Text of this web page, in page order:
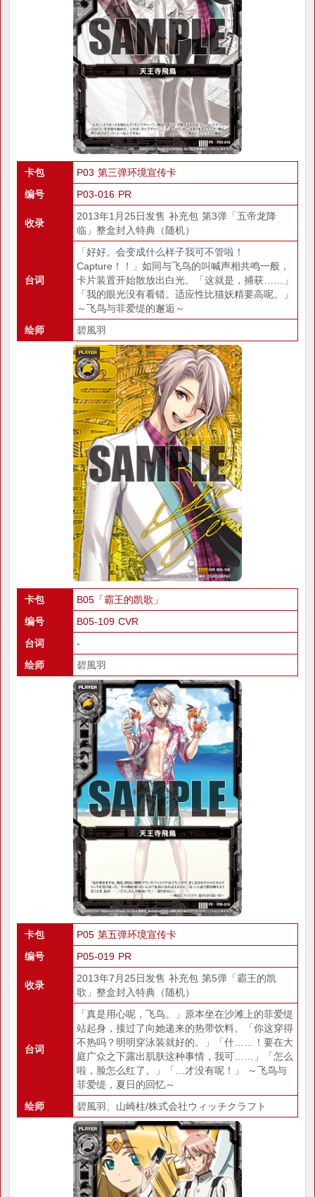
卡包
P03 第三弹环境宣传卡
编号
P03-016 PR
收录
2013年1月25日发售 补充包 第3弹「五帝龙降
临」整盒封入特典（随机）
台词
「好好。会变成什么样子我可不管啦！
Capture！！」如同与飞鸟的叫喊声相共鸣一般，
卡片装置开始散放出白光。「这就是，捕获……」
「我的眼光没有看错。适应性比猫妖精要高呢。」
～飞鸟与菲爱缇的邂逅～
绘师
碧風羽
卡包
B05「霸王的凯歌」
编号
B05-109 CVR
台词
-
绘师
碧風羽
卡包
P05 第五弹环境宣传卡
编号
P05-019 PR
收录
2013年7月25日发售 补充包 第5弹「霸王的凯
歌」整盒封入特典（随机）
台词
「真是用心呢，飞鸟。」原本坐在沙滩上的菲爱缇
站起身，接过了向她递来的热带饮料。「你这穿得
不热吗？明明穿泳装就好的。」「什……！要在大
庭广众之下露出肌肤这种事情，我可……」「怎么
啦，脸怎么红了。」「…才没有呢！」 ～飞鸟与
菲爱缇，夏日的回忆～
绘师
碧風羽、山崎柱/株式会社ウィッチクラフト